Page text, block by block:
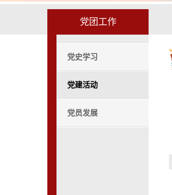
党团工作
党史学习
党建活动
党员发展